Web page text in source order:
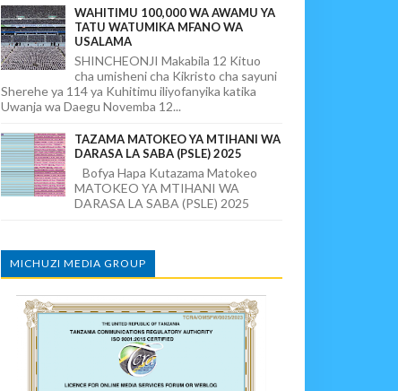
WAHITIMU 100,000 WA AWAMU YA
TATU WATUMIKA MFANO WA
USALAMA
SHINCHEONJI Makabila 12 Kituo
cha umisheni cha Kikristo cha sayuni
Sherehe ya 114 ya Kuhitimu iliyofanyika katika
Uwanja wa Daegu Novemba 12...
TAZAMA MATOKEO YA MTIHANI WA
DARASA LA SABA (PSLE) 2025
Bofya Hapa Kutazama Matokeo
MATOKEO YA MTIHANI WA
DARASA LA SABA (PSLE) 2025
MICHUZI MEDIA GROUP